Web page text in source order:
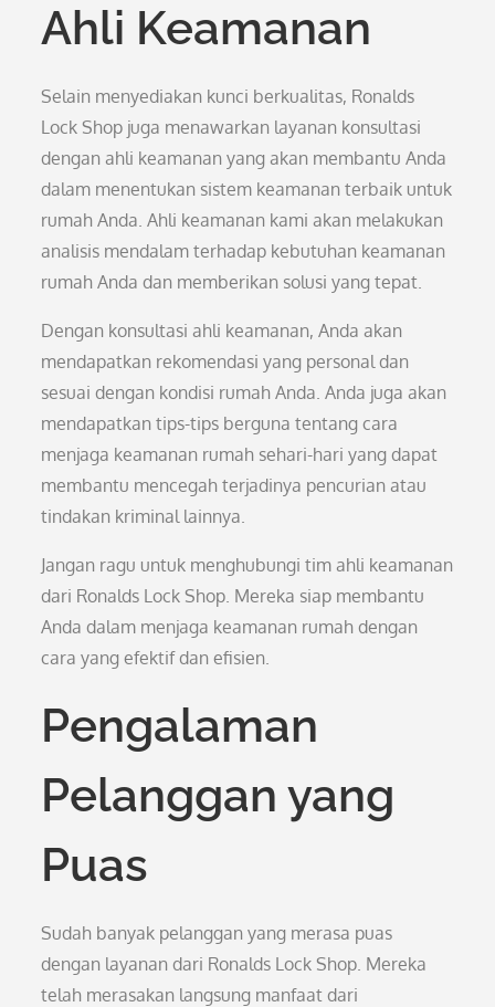
Ahli Keamanan
Selain menyediakan kunci berkualitas, Ronalds
Lock Shop juga menawarkan layanan konsultasi
dengan ahli keamanan yang akan membantu Anda
dalam menentukan sistem keamanan terbaik untuk
rumah Anda. Ahli keamanan kami akan melakukan
analisis mendalam terhadap kebutuhan keamanan
rumah Anda dan memberikan solusi yang tepat.
Dengan konsultasi ahli keamanan, Anda akan
mendapatkan rekomendasi yang personal dan
sesuai dengan kondisi rumah Anda. Anda juga akan
mendapatkan tips-tips berguna tentang cara
menjaga keamanan rumah sehari-hari yang dapat
membantu mencegah terjadinya pencurian atau
tindakan kriminal lainnya.
Jangan ragu untuk menghubungi tim ahli keamanan
dari Ronalds Lock Shop. Mereka siap membantu
Anda dalam menjaga keamanan rumah dengan
cara yang efektif dan efisien.
Pengalaman
Pelanggan yang
Puas
Sudah banyak pelanggan yang merasa puas
dengan layanan dari Ronalds Lock Shop. Mereka
telah merasakan langsung manfaat dari